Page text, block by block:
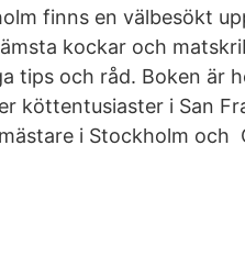
finns en välbesökt
kockar och
tips och råd. Boken är
köttentusiaster i San
i Stockholm och